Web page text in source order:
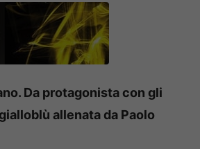
Da protagonista con gli
allenata da Paolo